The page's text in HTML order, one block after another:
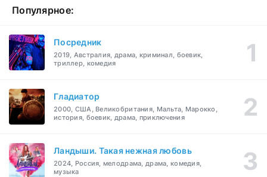
Популярное:
Посредник
2019, Австралия, драма, криминал, боевик,
триллер, комедия
Гладиатор
2000, США, Великобритания, Мальта, Марокко,
история, боевик, драма, приключения
Ландыши. Такая нежная любовь
2024, Россия, мелодрама, драма, комедия,
музыка